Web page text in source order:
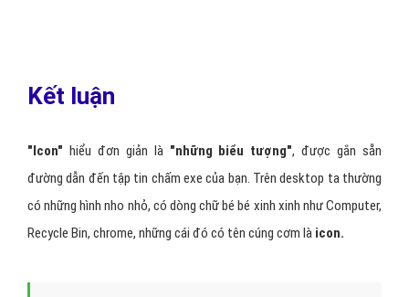
Kết luận
"Icon" hiểu đơn giản là"những biểu tượng", được gắn sẵn
đường dẫn đến tập tin chấm exe của bạn. Trên desktop ta thường
có những hình nho nhỏ, có dòng chữ bé bé xinh xinh như Computer,
Recycle Bin, chrome, những cái đó có tên cúng cơm là icon.